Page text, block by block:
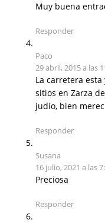
Muy buena
Responder
Paco
29 abril, 2015 a las
La carretera
sitios en Zarza
judio, bien
Responder
Susana
16 julio, 2021 a las
Preciosa
Responder